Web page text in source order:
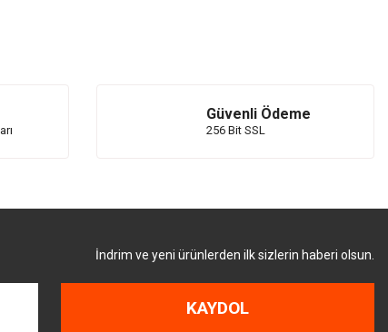
Güvenli Ödeme
256 Bit SSL
İndrim ve yeni ürünlerden ilk sizlerin haberi olsun.
KAYDOL